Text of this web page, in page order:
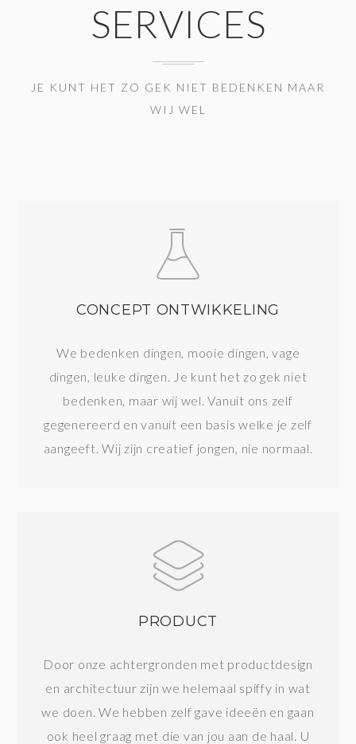
SERVICES
JE KUNT HET ZO GEK NIET BEDENKEN MAAR
WIJ WEL
CONCEPT ONTWIKKELING
We bedenken dingen, mooie dingen, vage
dingen, leuke dingen. Je kunt het zo gek niet
bedenken, maar wij wel. Vanuit ons zelf
gegenereerd en vanuit een basis welke je zelf
aangeeft. Wij zijn creatief jongen, nie normaal.
PRODUCT
Door onze achtergronden met productdesign
en architectuur zijn we helemaal spiffy in wat
we doen. We hebben zelf gave ideeën en gaan
ook heel graag met die van jou aan de haal. U